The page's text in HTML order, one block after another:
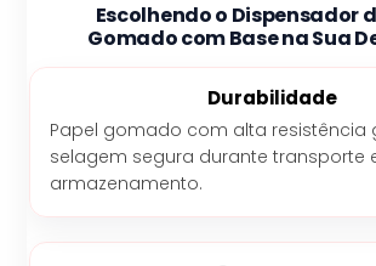
Escolhendo o Dispensador
Gomado com Base na Sua
Durabilidade
Papel gomado com alta resistência
selagem segura durante transporte
armazenamento.